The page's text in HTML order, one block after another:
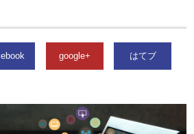
google+ はてブ